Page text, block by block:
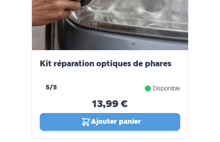
Kit réparation optiques de phares
5/5 Disponible
13,99 €
Ajouter panier